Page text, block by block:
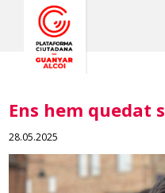
Ens hem quedat
28.05.2025